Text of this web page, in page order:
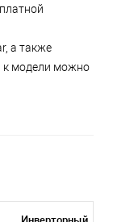
а также
к модели можно